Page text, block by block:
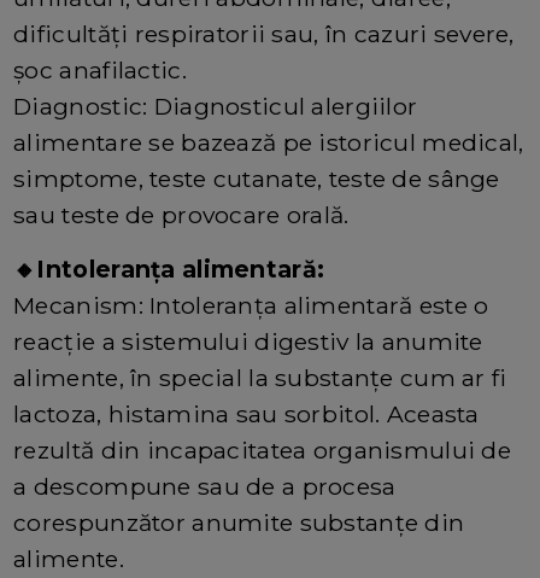
dificultăți respiratorii sau, în cazuri severe,
șoc anafilactic.
Diagnostic: Diagnosticul alergiilor
alimentare se bazează pe istoricul medical,
simptome, teste cutanate, teste de sânge
sau teste de provocare orală.
🔸Intoleranța alimentară:
Mecanism: Intoleranța alimentară este o
reacție a sistemului digestiv la anumite
alimente, în special la substanțe cum ar fi
lactoza, histamina sau sorbitol. Aceasta
rezultă din incapacitatea organismului de
a descompune sau de a procesa
corespunzător anumite substanțe din
alimente.